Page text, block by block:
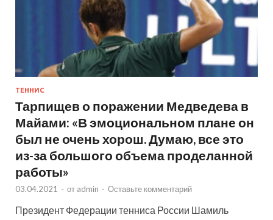
ТЕННИС
Тарпищев о поражении Медведева в
Майами: «В эмоциональном плане он
был не очень хорош. Думаю, все это
из-за большого объема проделанной
работы»
03.04.2021 - от admin - Оставьте комментарий
Президент Федерации тенниса России Шамиль